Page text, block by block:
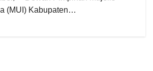
(MUI) Kabupaten…